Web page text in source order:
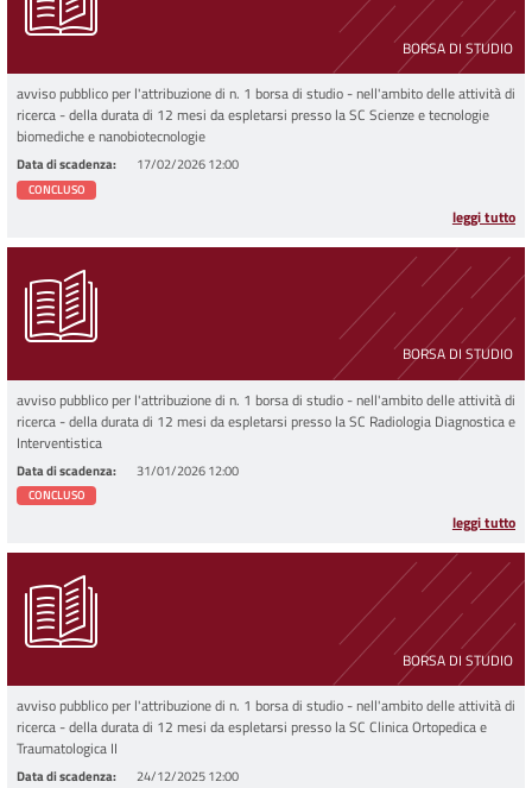
BORSA DI STUDIO
avviso pubblico per l'attribuzione di n. 1 borsa di studio - nell'ambito delle attività di
ricerca - della durata di 12 mesi da espletarsi presso la SC Scienze e tecnologie
biomediche e nanobiotecnologie
Data di scadenza 17/02/2026 12:00
CONCLUSO
leggi tutto
BORSA DI STUDIO
avviso pubblico per l'attribuzione di n. 1 borsa di studio - nell'ambito delle attività di
ricerca - della durata di 12 mesi da espletarsi presso la SC Radiologia Diagnostica e
Interventistica
Data di scadenza 31/01/2026 12:00
CONCLUSO
leggi tutto
BORSA DI STUDIO
avviso pubblico per l'attribuzione di n. 1 borsa di studio - nell'ambito delle attività di
ricerca - della durata di 12 mesi da espletarsi presso la SC Clinica Ortopedica e
Traumatologica II
Data di scadenza 24/12/2025 12:00